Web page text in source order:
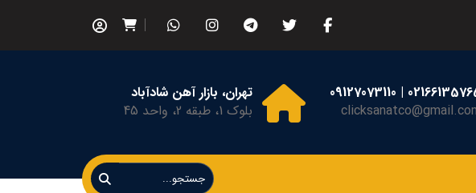
02166135765 |
تهران، بازار آهن شادآباد
بلوک 1، طبقه 2، واحد 45